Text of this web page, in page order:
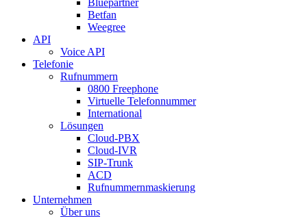
Bluepartner
Betfan
Weegree
API
Voice API
Telefonie
Rufnummern
0800 Freephone
Virtuelle Telefonnummer
International
Lösungen
Cloud-PBX
Cloud-IVR
SIP-Trunk
ACD
Rufnummernmaskierung
Unternehmen
Über uns